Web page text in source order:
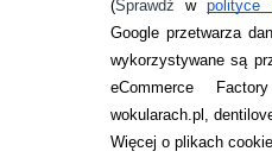
(Sprawdźwpolityce
Google przetwarza
wykorzystywane są
eCommerce
wokularach.pl,
Więcej o plikach
WARUNKI ZAKUPÓW
RANKINGI SOCZEWEK